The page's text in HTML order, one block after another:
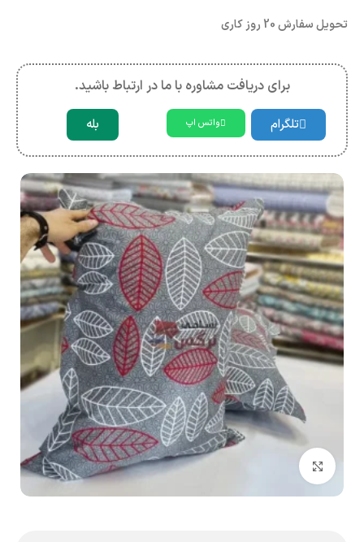
تحویل سفارش 20 روز کاری
برای دریافت مشاوره با ما در ارتباط باشید.
تلگرام واتس اپ بله
بزرگنمایی تصویر